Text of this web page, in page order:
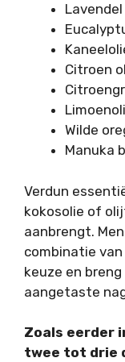
Citroen
Wilde
Manuka
Verdun
kokosolie of
aanbrengt.
combinatie
keuze en
aangetaste
Zoals eerder
twee tot drie